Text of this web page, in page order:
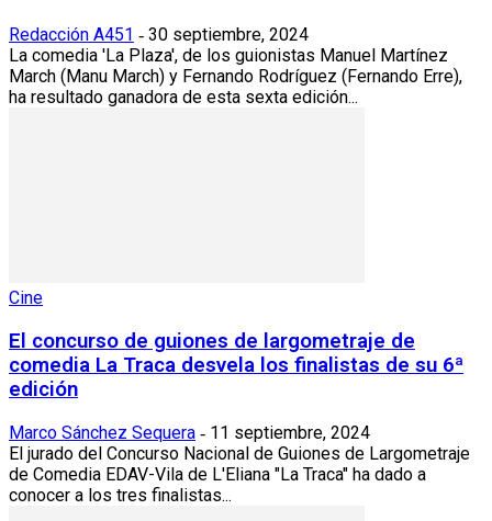
Redacción A451 - 30 septiembre, 2024
La comedia 'La Plaza', de los guionistas Manuel Martínez
March (Manu March) y Fernando Rodríguez (Fernando Erre),
ha resultado ganadora de esta sexta edición...
Cine
El concurso de guiones de largometraje de
comedia La Traca desvela los finalistas de su 6ª
edición
Marco Sánchez Sequera - 11 septiembre, 2024
El jurado del Concurso Nacional de Guiones de Largometraje
de Comedia EDAV-Vila de L'Eliana "La Traca" ha dado a
conocer a los tres finalistas...